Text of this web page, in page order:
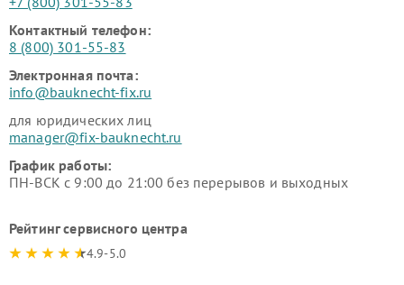
Контактный телефон:
8 (800) 301-55-83
Электронная почта:
info@bauknecht-fix.ru
для юридических лиц
manager@fix-bauknecht.ru
График работы:
ПН-ВСК с 9:00 до 21:00 без перерывов и выходных
Рейтинг сервисного центра
4.9-5.0